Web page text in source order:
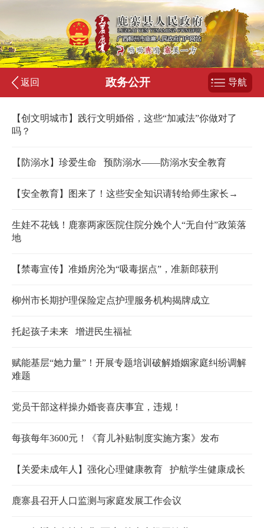
返回 政务公开 导航
【创文明城市】践行文明婚俗，这些“加减法”你做对了
吗？
【防溺水】珍爱生命 预防溺水——防溺水安全教育
【安全教育】图来了！这些安全知识请转给师生家长→
生娃不花钱！鹿寨两家医院住院分娩个人“无自付”政策落
地
【禁毒宣传】准婚房沦为“吸毒据点”，准新郎获刑
柳州市长期护理保险定点护理服务机构揭牌成立
托起孩子未来 增进民生福祉
赋能基层“她力量”！开展专题培训破解婚姻家庭纠纷调解
难题
党员干部这样操办婚丧喜庆事宜，违规！
每孩每年3600元！《育儿补贴制度实施方案》发布
【关爱未成年人】强化心理健康教育 护航学生健康成长
鹿寨县召开人口监测与家庭发展工作会议